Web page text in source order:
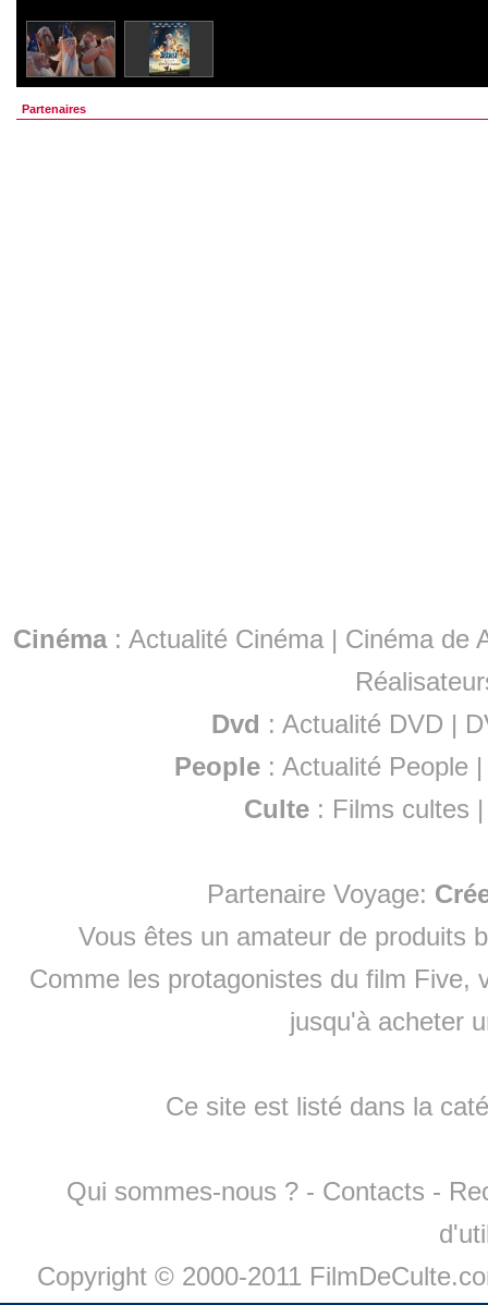
Partenaires
Cinéma: Actualité Cinéma | Cinéma de
Dvd : Actualité DVD |
People :Actualité People
Culte : Films cultes
Partenaire Voyage:
Vous êtes un amateur de produits
Comme les protagonistes du film Five,
jusqu'à acheter
Ce site est listé dans la
Qui sommes-nous ? - Contacts -
Copyright © 2000-2011